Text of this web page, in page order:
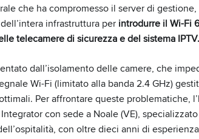
che ha compromesso il server di
infrastruttura per introdurre il Wi-Fi
telecamere di sicurezza e del sistema IPTV.
dall’isolamento delle camere, che
Wi-Fi (limitato alla banda 2.4 GHz)
Per affrontare queste problematiche,
con sede a Noale (VE),
con oltre dieci anni di